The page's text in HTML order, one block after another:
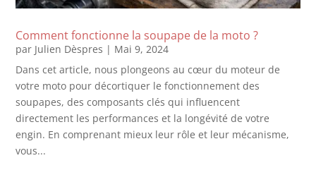
Comment fonctionne la soupape de la moto ?
par Julien Dèspres | Mai 9, 2024
Dans cet article, nous plongeons au cœur du moteur de
votre moto pour décortiquer le fonctionnement des
soupapes, des composants clés qui influencent
directement les performances et la longévité de votre
engin. En comprenant mieux leur rôle et leur mécanisme,
vous...